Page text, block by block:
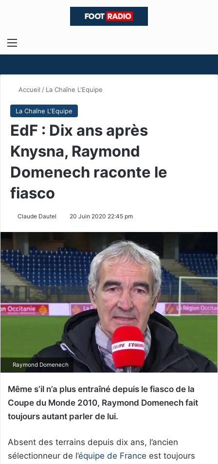
Menu
Accueil / La Chaîne L'Equipe
La Chaîne L'Equipe
EdF : Dix ans après
Knysna, Raymond
Domenech raconte le
fiasco
Claude Dautel 20 Juin 2020 22:45 pm
Raymond Domenech
Même s’il n’a plus entraîné depuis le fiasco de la
Coupe du Monde 2010, Raymond Domenech fait
toujours autant parler de lui.
Absent des terrains depuis dix ans, l’ancien
sélectionneur de l’équipe de France est toujours